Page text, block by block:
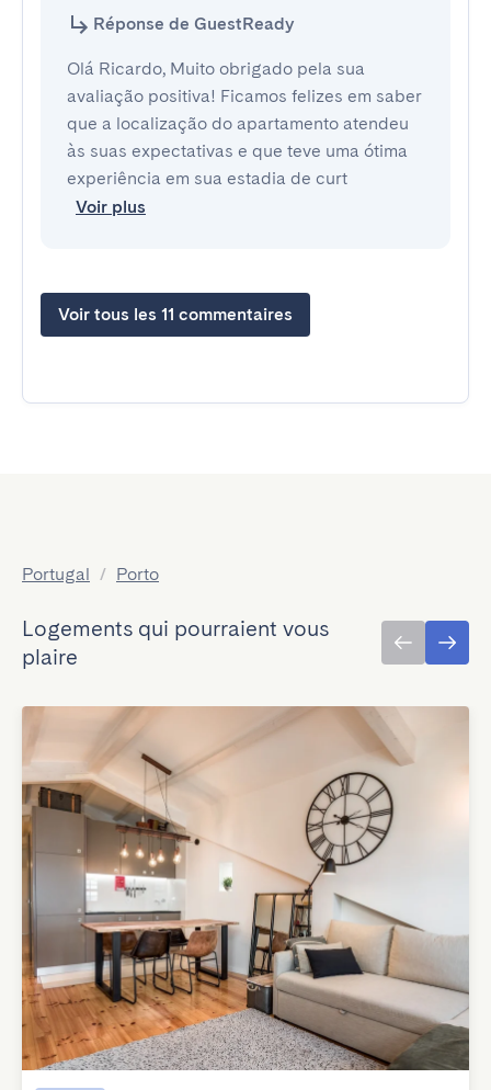
Réponse de GuestReady
Olá Ricardo, Muito obrigado pela sua
avaliação positiva! Ficamos felizes em saber
que a localização do apartamento atendeu
às suas expectativas e que teve uma ótima
experiência em sua estadia de curt
Voir plus
Voir tous les 11 commentaires
Portugal / Porto
Logements qui pourraient vous
plaire